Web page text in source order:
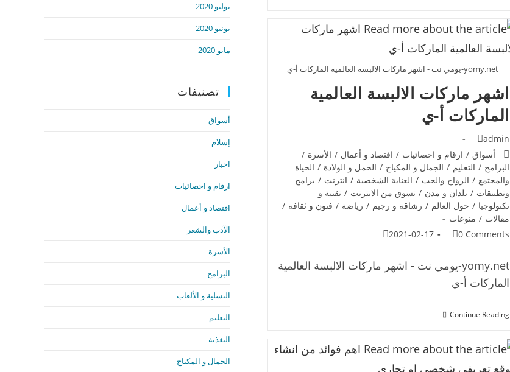
yomy.net-يومي نت - اشهر ماركات الالبسة العالمية الماركات أ-ي
اشهر ماركات الالبسة العالمية
الماركات أ-ي
admin
أسواق / ارقام و احصائيات / اقتصاد و أعمال / الأسرة /
البرامج / التعليم / الجمال و المكياج / الحمل و الولادة / الحياة
والمجتمع / الزواج والحب / العناية الشخصية / انترنت / برامج
وتطبيقات / بلدان و مدن / تسوق من الانترنت / تقنية و
تكنولوجيا / حول العالم / رشاقة و رجيم / رياضة / فنون و ثقافة /
مقالات / منوعات
0 Comments
2021-02-17
yomy.net-يومي نت - اشهر ماركات الالبسة العالمية
الماركات أ-ي
Continue Reading
يوليو 2020
يونيو 2020
مايو 2020
تصنيفات
أسواق
إسلام
اخبار
ارقام و احصائيات
اقتصاد و أعمال
الآدب والشعر
الأسرة
البرامج
التسلية و الألعاب
التعليم
التغذية
الجمال و المكياج